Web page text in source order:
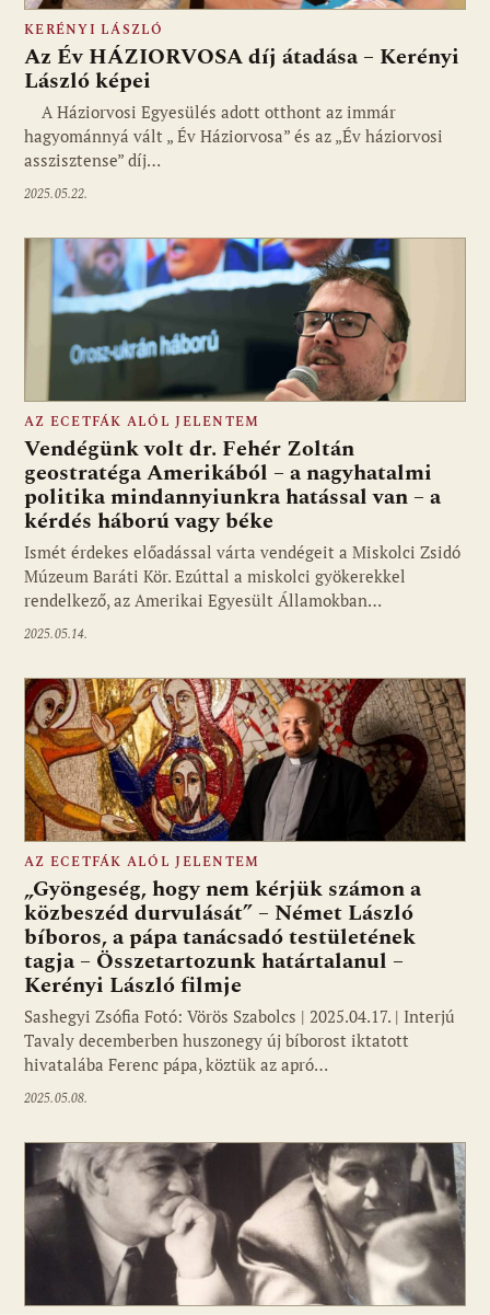
KERÉNYI LÁSZLÓ
Az Év HÁZIORVOSA díj átadása – Kerényi
László képei
A Háziorvosi Egyesülés adott otthont az immár
hagyománnyá vált „ Év Háziorvosa” és az „Év háziorvosi
asszisztense” díj…
2025.05.22.
AZ ECETFÁK ALÓL JELENTEM
Vendégünk volt dr. Fehér Zoltán
geostratéga Amerikából – a nagyhatalmi
politika mindannyiunkra hatással van – a
kérdés háború vagy béke
Ismét érdekes előadással várta vendégeit a Miskolci Zsidó
Múzeum Baráti Kör. Ezúttal a miskolci gyökerekkel
rendelkező, az Amerikai Egyesült Államokban…
2025.05.14.
AZ ECETFÁK ALÓL JELENTEM
„Gyöngeség, hogy nem kérjük számon a
közbeszéd durvulását” – Német László
bíboros, a pápa tanácsadó testületének
tagja – Összetartozunk határtalanul –
Kerényi László filmje
Sashegyi Zsófia Fotó: Vörös Szabolcs | 2025.04.17. | Interjú
Tavaly decemberben huszonegy új bíborost iktatott
hivatalába Ferenc pápa, köztük az apró…
2025.05.08.